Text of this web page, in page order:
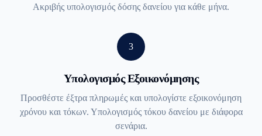
Ακριβής υπολογισμός δόσης δανείου για κάθε μήνα.
3
Υπολογισμός Εξοικονόμησης
Προσθέστε έξτρα πληρωμές και υπολογίστε εξοικονόμηση
χρόνου και τόκων. Υπολογισμός τόκου δανείου με διάφορα
σενάρια.